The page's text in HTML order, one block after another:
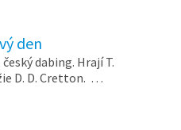
den
dabing. Hrají T.
D. D. Cretton. …